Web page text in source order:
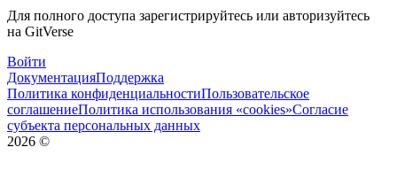
Для полного доступа зарегистрируйтесь или авторизуйтесь
на GitVerse
Войти
ДокументацияПоддержка
Политика конфиденциальностиПользовательское
соглашениеПолитика использования «cookies»Согласие
субъекта персональных данных
2026 ©